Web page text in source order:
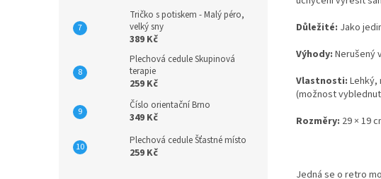
Tričko s potiskem - Malý péro,
velký sny
389 Kč
Plechová cedule Skupinová
terapie
259 Kč
Číslo orientační Brno
349 Kč
Plechová cedule Šťastné místo
259 Kč
Důležité: Jako
Výhody: Nerušený
Vlastnosti: Lehký,
(možnost
Rozměry: 29 × 19
Jedná se o retro